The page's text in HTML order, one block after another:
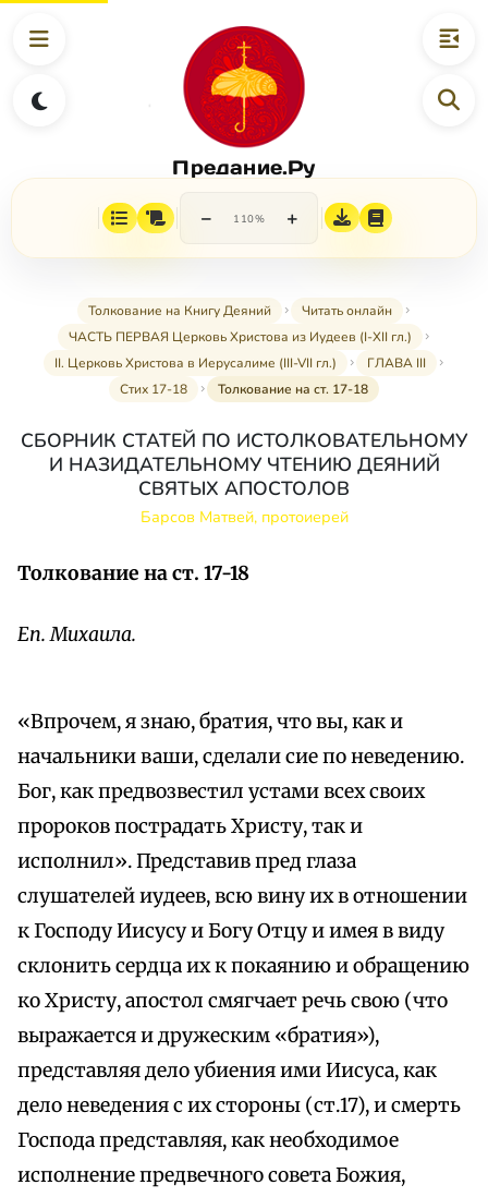
Предание.Ру
− 110% +
Толкование на Книгу Деяний
Читать онлайн
ЧАСТЬ ПЕРВАЯ Церковь Христова из Иудеев (I-XII гл.)
II. Церковь Христова в Иерусалиме (III-VII гл.)
ГЛАВА III
Стих 17-18
Толкование на ст. 17-18
СБОРНИК СТАТЕЙ ПО ИСТОЛКОВАТЕЛЬНОМУ
И НАЗИДАТЕЛЬНОМУ ЧТЕНИЮ ДЕЯНИЙ
СВЯТЫХ АПОСТОЛОВ
Барсов Матвей, протоиерей
Толкование на ст. 17-18
Еп. Михаила.
«Впрочем, я знаю, братия, что вы, как и
начальники ваши, сделали сие по неведению.
Бог, как предвозвестил устами всех своих
пророков пострадать Христу, так и
исполнил». Представив пред глаза
слушателей иудеев, всю вину их в отношении
к Господу Иисусу и Богу Отцу и имея в виду
склонить сердца их к покаянию и обращению
ко Христу, апостол смягчает речь свою (что
выражается и дружеским «братия»),
представляя дело убиения ими Иисуса, как
дело неведения с их стороны (ст.17), и смерть
Господа представляя, как необходимое
исполнение предвечного совета Божия,